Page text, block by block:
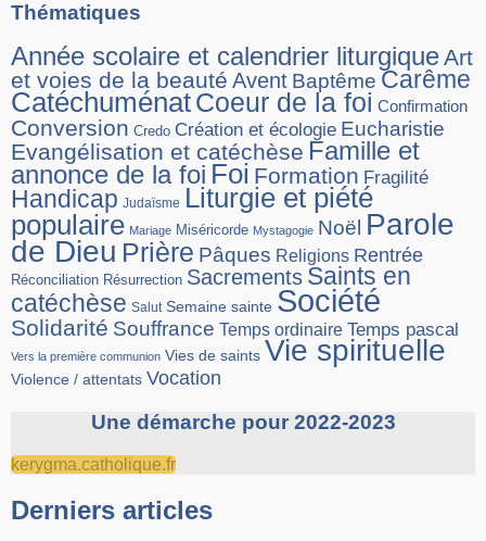
Thématiques
Année scolaire et calendrier liturgiqueArt
et voies de la beauté Avent Baptême Carême
CatéchuménatCoeur de la foi Confirmation
Conversion Credo Création et écologie Eucharistie
Evangélisation et catéchèse Famille et
annonce de la foi Foi Formation Fragilité
Handicap Judaïsme Liturgie et piété
populaire Mariage Miséricorde Mystagogie Noël Parole
de Dieu Prière Pâques Religions Rentrée
Réconciliation Résurrection Sacrements Saints en
catéchèse Salut Semaine sainte Société
Solidarité Souffrance Temps ordinaire Temps pascal
Vers la première communion Vies de saints Vie spirituelle
Violence / attentats Vocation
Une démarche pour 2022-2023
kerygma.catholique.fr
Derniers articles